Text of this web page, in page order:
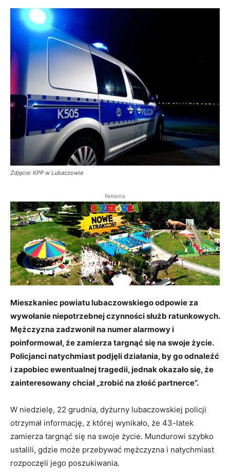
Zdjęcie: KPP w Lubaczowie
Reklama
Mieszkaniec powiatu lubaczowskiego odpowie za
wywołanie niepotrzebnej czynności służb ratunkowych.
Mężczyzna zadzwonił na numer alarmowy i
poinformował, że zamierza targnąć się na swoje życie.
Policjanci natychmiast podjęli działania, by go odnaleźć
i zapobiec ewentualnej tragedii, jednak okazało się, że
zainteresowany chciał „zrobić na złość partnerce”.
W niedzielę, 22 grudnia, dyżurny lubaczowskiej policji
otrzymał informację, z której wynikało, że 43-latek
zamierza targnąć się na swoje życie. Mundurowi szybko
ustalili, gdzie może przebywać mężczyzna i natychmiast
rozpoczęli jego poszukiwania.